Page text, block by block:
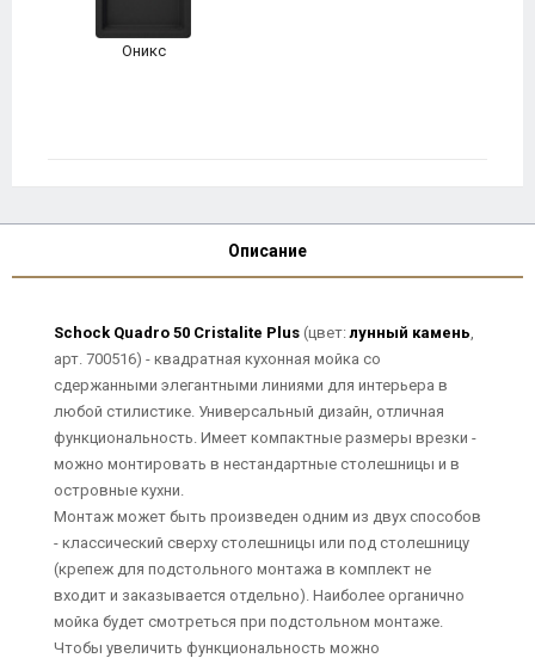
Оникс
Описание
Schock Quadro 50 Cristalite Plus (цвет:лунный камень,
арт. 700516) - квадратная кухонная мойка со
сдержанными элегантными линиями для интерьера в
любой стилистике. Универсальный дизайн, отличная
функциональность. Имеет компактные размеры врезки -
можно монтировать в нестандартные столешницы и в
островные кухни.
Монтаж может быть произведен одним из двух способов
- классический сверху столешницы или под столешницу
(крепеж для подстольного монтажа в комплект не
входит и заказывается отдельно). Наиболее органично
мойка будет смотреться при подстольном монтаже.
Чтобы увеличить функциональность можно